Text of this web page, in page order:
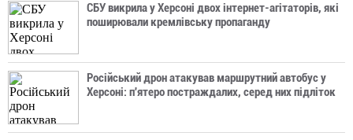
СБУ викрила у Херсоні двох інтернет-агітаторів, які
поширювали кремлівську пропаганду
Російський дрон атакував маршрутний автобус у
Херсоні: п'ятеро постраждалих, серед них підліток